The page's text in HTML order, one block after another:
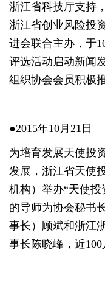
浙江省科技厅支持
浙江省创业风险投
进会联合主办，于
评选活动启动新闻
组织协会会员积极
●2015年10月21日
为培育发展天使投
发展，浙江省天使
机构）举办“天使
的导师为协会秘书
事长）顾斌和浙江
事长陈晓峰，近100